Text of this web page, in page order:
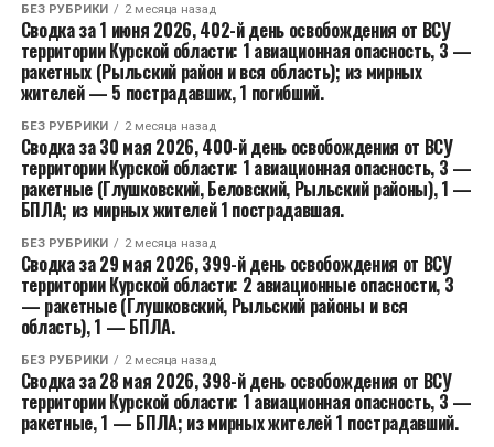
БЕЗ РУБРИКИ 2 месяца назад
Сводка за 1 июня 2026, 402-й день освобождения от ВСУ
территории Курской области: 1 авиационная опасность, 3 —
ракетных (Рыльский район и вся область); из мирных
жителей — 5 пострадавших, 1 погибший.
БЕЗ РУБРИКИ 2 месяца назад
Сводка за 30 мая 2026, 400-й день освобождения от ВСУ
территории Курской области: 1 авиационная опасность, 3 —
ракетные (Глушковский, Беловский, Рыльский районы), 1 —
БПЛА; из мирных жителей 1 пострадавшая.
БЕЗ РУБРИКИ 2 месяца назад
Сводка за 29 мая 2026, 399-й день освобождения от ВСУ
территории Курской области: 2 авиационные опасности, 3
— ракетные (Глушковский, Рыльский районы и вся
область), 1 — БПЛА.
БЕЗ РУБРИКИ 2 месяца назад
Сводка за 28 мая 2026, 398-й день освобождения от ВСУ
территории Курской области: 1 авиационная опасность, 3 —
ракетные, 1 — БПЛА; из мирных жителей 1 пострадавший.